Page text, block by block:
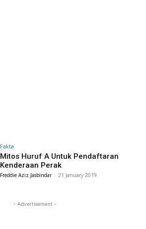
Fakta
Mitos Huruf A Untuk Pendaftaran
Kenderaan Perak
Freddie Aziz Jasbindar - 21 January 2019
- Advertisement -